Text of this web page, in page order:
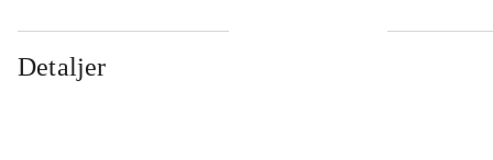
Detaljer